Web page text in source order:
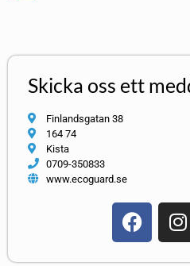
Skicka oss ett
Finlandsgatan 38
164 74
Kista
0709-350833
www.ecoguard.se